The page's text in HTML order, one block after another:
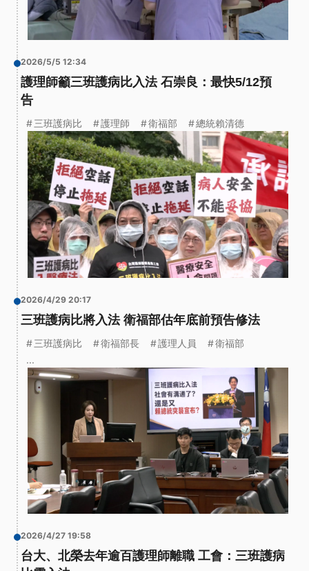
2026/5/5 12:34
護理師籲三班護病比入法 石崇良：最快5/12預
告
三班護病比 護理師 衛福部 總統賴清德
2026/4/29 20:17
三班護病比將入法 衛福部估年底前預告修法
三班護病比 衛福部長 護理人員
衛福部
...
2026/4/27 19:58
台大、北榮去年逾百護理師離職 工會：三班護病